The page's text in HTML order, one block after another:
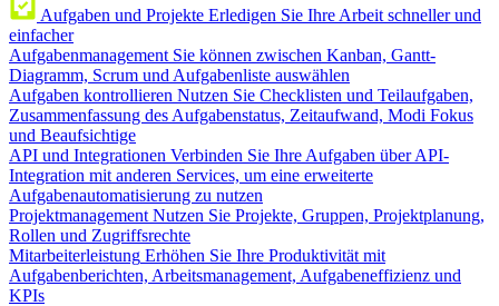
Aufgaben und Projekte Erledigen Sie Ihre Arbeit schneller und
einfacher
Aufgabenmanagement Sie können zwischen Kanban, Gantt-
Diagramm, Scrum und Aufgabenliste auswählen
Aufgaben kontrollieren Nutzen Sie Checklisten und Teilaufgaben,
Zusammenfassung des Aufgabenstatus, Zeitaufwand, Modi Fokus
und Beaufsichtige
API und Integrationen Verbinden Sie Ihre Aufgaben über API-
Integration mit anderen Services, um eine erweiterte
Aufgabenautomatisierung zu nutzen
Projektmanagement Nutzen Sie Projekte, Gruppen, Projektplanung,
Rollen und Zugriffsrechte
Mitarbeiterleistung Erhöhen Sie Ihre Produktivität mit
Aufgabenberichten, Arbeitsmanagement, Aufgabeneffizienz und
KPIs